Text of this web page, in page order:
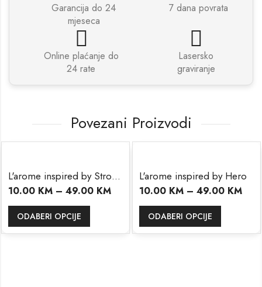
Garancija do 24
mjeseca
7 dana povrata
Online plaćanje do
24 rate
Lasersko
graviranje
Povezani Proizvodi
L'arome inspired by Stronger With You
10.00 KM – 49.00 KM
ODABERI OPCIJE
L'arome inspired by Hero
10.00 KM – 49.00 KM
ODABERI OPCIJE